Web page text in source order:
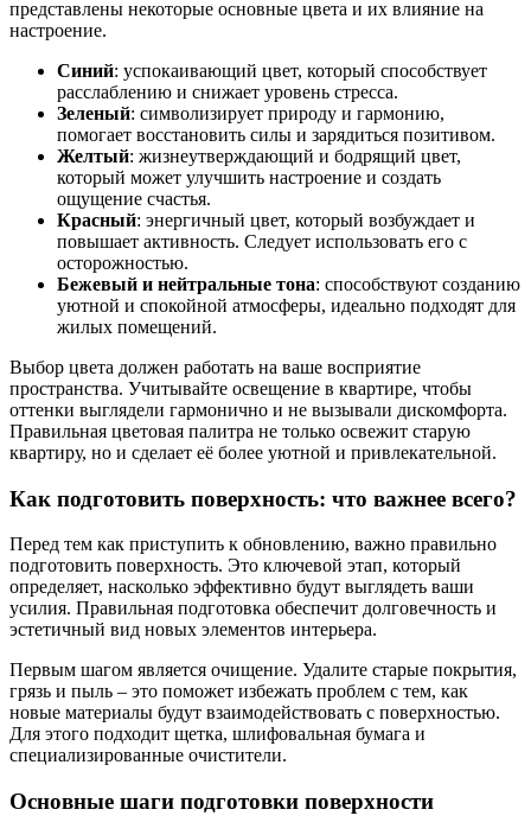
представлены некоторые основные цвета и их влияние на
настроение.
Синий: успокаивающий цвет, который способствует
расслаблению и снижает уровень стресса.
Зеленый: символизирует природу и гармонию,
помогает восстановить силы и зарядиться позитивом.
Желтый: жизнеутверждающий и бодрящий цвет,
который может улучшить настроение и создать
ощущение счастья.
Красный: энергичный цвет, который возбуждает и
повышает активность. Следует использовать его с
осторожностью.
Бежевый и нейтральные тона: способствуют созданию
уютной и спокойной атмосферы, идеально подходят для
жилых помещений.
Выбор цвета должен работать на ваше восприятие
пространства. Учитывайте освещение в квартире, чтобы
оттенки выглядели гармонично и не вызывали дискомфорта.
Правильная цветовая палитра не только освежит старую
квартиру, но и сделает её более уютной и привлекательной.
Как подготовить поверхность: что важнее всего?
Перед тем как приступить к обновлению, важно правильно
подготовить поверхность. Это ключевой этап, который
определяет, насколько эффективно будут выглядеть ваши
усилия. Правильная подготовка обеспечит долговечность и
эстетичный вид новых элементов интерьера.
Первым шагом является очищение. Удалите старые покрытия,
грязь и пыль – это поможет избежать проблем с тем, как
новые материалы будут взаимодействовать с поверхностью.
Для этого подходит щетка, шлифовальная бумага и
специализированные очистители.
Основные шаги подготовки поверхности